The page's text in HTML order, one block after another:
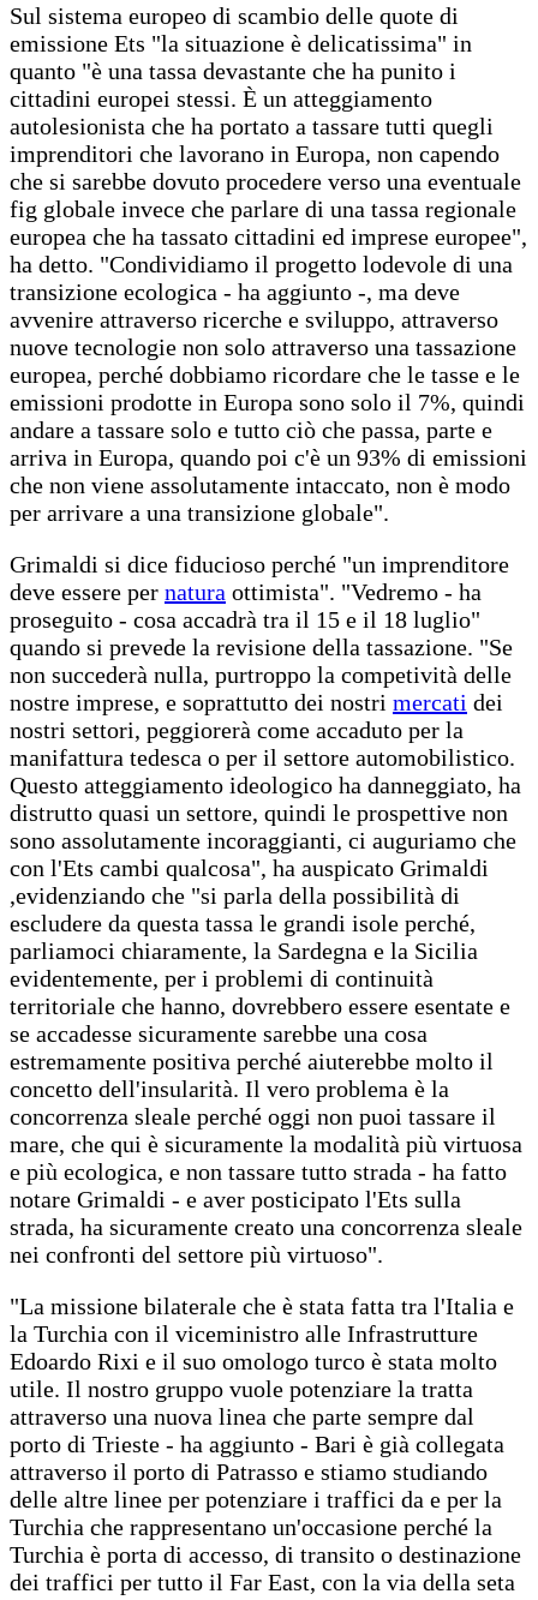
Sul sistema europeo di scambio delle quote di
emissione Ets "la situazione è delicatissima" in
quanto "è una tassa devastante che ha punito i
cittadini europei stessi. È un atteggiamento
autolesionista che ha portato a tassare tutti quegli
imprenditori che lavorano in Europa, non capendo
che si sarebbe dovuto procedere verso una eventuale
fig globale invece che parlare di una tassa regionale
europea che ha tassato cittadini ed imprese europee",
ha detto. "Condividiamo il progetto lodevole di una
transizione ecologica - ha aggiunto -, ma deve
avvenire attraverso ricerche e sviluppo, attraverso
nuove tecnologie non solo attraverso una tassazione
europea, perché dobbiamo ricordare che le tasse e le
emissioni prodotte in Europa sono solo il 7%, quindi
andare a tassare solo e tutto ciò che passa, parte e
arriva in Europa, quando poi c'è un 93% di emissioni
che non viene assolutamente intaccato, non è modo
per arrivare a una transizione globale".
Grimaldi si dice fiducioso perché "un imprenditore
deve essere per natura ottimista". "Vedremo - ha
proseguito - cosa accadrà tra il 15 e il 18 luglio"
quando si prevede la revisione della tassazione. "Se
non succederà nulla, purtroppo la competività delle
nostre imprese, e soprattutto dei nostri mercati dei
nostri settori, peggiorerà come accaduto per la
manifattura tedesca o per il settore automobilistico.
Questo atteggiamento ideologico ha danneggiato, ha
distrutto quasi un settore, quindi le prospettive non
sono assolutamente incoraggianti, ci auguriamo che
con l'Ets cambi qualcosa", ha auspicato Grimaldi
,evidenziando che "si parla della possibilità di
escludere da questa tassa le grandi isole perché,
parliamoci chiaramente, la Sardegna e la Sicilia
evidentemente, per i problemi di continuità
territoriale che hanno, dovrebbero essere esentate e
se accadesse sicuramente sarebbe una cosa
estremamente positiva perché aiuterebbe molto il
concetto dell'insularità. Il vero problema è la
concorrenza sleale perché oggi non puoi tassare il
mare, che qui è sicuramente la modalità più virtuosa
e più ecologica, e non tassare tutto strada - ha fatto
notare Grimaldi - e aver posticipato l'Ets sulla
strada, ha sicuramente creato una concorrenza sleale
nei confronti del settore più virtuoso".
"La missione bilaterale che è stata fatta tra l'Italia e
la Turchia con il viceministro alle Infrastrutture
Edoardo Rixi e il suo omologo turco è stata molto
utile. Il nostro gruppo vuole potenziare la tratta
attraverso una nuova linea che parte sempre dal
porto di Trieste - ha aggiunto - Bari è già collegata
attraverso il porto di Patrasso e stiamo studiando
delle altre linee per potenziare i traffici da e per la
Turchia che rappresentano un'occasione perché la
Turchia è porta di accesso, di transito o destinazione
dei traffici per tutto il Far East, con la via della seta